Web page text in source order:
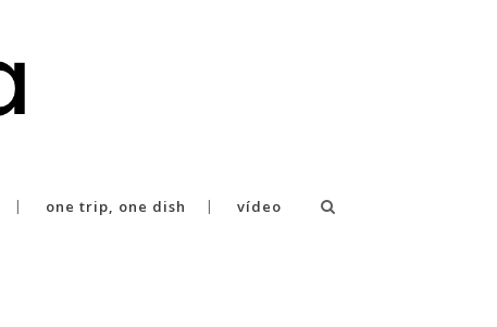
one trip, one dish vídeo